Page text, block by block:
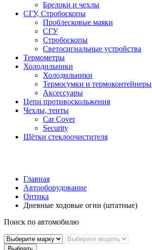
Брелоки и чехлы
СГУ, Стробоскопы
Проблесковые маяки
СГУ
Стробоскопы
Светосигнальные устройства
Термометры
Холодильники
Холодильники
Термосумки и термоконтейнеры
Аксессуары
Цепи противоскольжения
Чехлы, тенты
Car Cover
Security
Щётки стеклоочистителя
Главная
Автооборудование
Оптика
Дневные ходовые огни (штатные)
Поиск по автомобилю